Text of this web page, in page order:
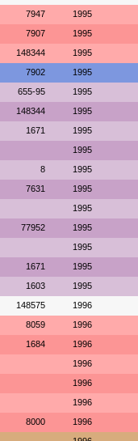
7947 1995
7907 1995
148344 1995
7902 1995
655-95 1995
148344 1995
1671 1995
1995
8 1995
7631 1995
1995
77952 1995
1995
1671 1995
1603 1995
148575 1996
8059 1996
1684 1996
1996
1996
1996
8000 1996